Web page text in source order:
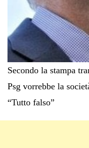
Secondo la stampa
Psg vorrebbe la
“Tutto falso”